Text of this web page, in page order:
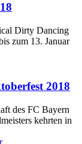
Dirty Dancing
zum 13. Januar
2018
des FC Bayern
kehrten in